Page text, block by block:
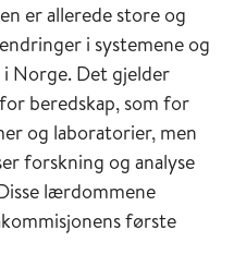
er allerede store og
i systemene og
Norge. Det gjelder
beredskap, som for
og laboratorier, men
forskning og analyse
lærdommene
første